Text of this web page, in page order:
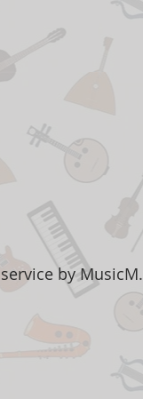
by MusicM.